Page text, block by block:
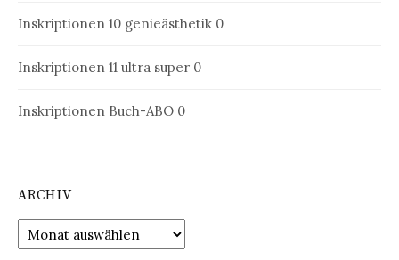
Inskriptionen 10 genieästhetik 0
Inskriptionen 11 ultra super 0
Inskriptionen Buch-ABO 0
ARCHIV
Archiv